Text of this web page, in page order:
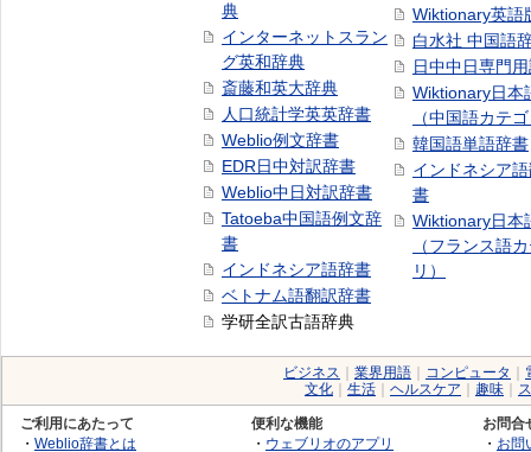
典
インターネットスラン
グ英和辞典
斎藤和英大辞典
人口統計学英英辞書
Weblio例文辞書
EDR日中対訳辞書
Weblio中日対訳辞書
Tatoeba中国語例文辞
書
インドネシア語辞書
ベトナム語翻訳辞書
学研全訳古語辞典
Wiktionary英語
白水社 中国語
日中中日専門
Wiktionary日本
（中国語カテ
韓国語単語辞書
インドネシア
書
Wiktionary日本
（フランス語
リ）
ビジネス 業界用語 コンピュータ
文化
生活 ヘルスケア 趣味
ご利用にあたって
・ Weblio辞書とは
便利な機能
・ ウェブリオのアプリ
お問合
・ お問